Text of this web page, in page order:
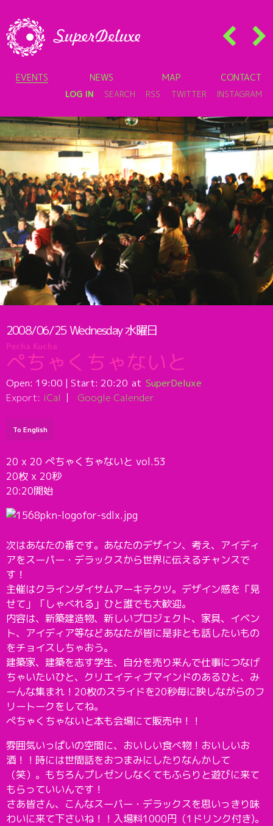
EVENTS NEWS MAP CONTACT
LOG IN SEARCH RSS TWITTER INSTAGRAM
2008/06/25 Wednesday水曜日
Pecha Kucha
ぺちゃくちゃないと
Open: 19:00 | Start: 20:20
SuperDeluxe
Export: iCal Google Calender
To English
20 x 20 ぺちゃくちゃないと vol.53
20枚 x 20秒
20:20開始
次はあなたの番です。あなたのデザイン、考え、アイディ
アをスーパー・デラックスから世界に伝えるチャンスで
す！
主催はクラインダイサムアーキテクツ。デザイン感を「見
せて」「しゃべれる」ひと誰でも大歓迎。
内容は、新築建造物、新しいプロジェクト、家具、イベン
ト、アイディア等などあなたが皆に是非とも話したいもの
をチョイスしちゃおう。
建築家、建築を志す学生、自分を売り来んで仕事につなげ
ちゃいたいひと、クリエイティブマインドのあるひと、み
ーんな集まれ！20枚のスライドを20秒毎に映しながらのフ
リートークをしてね。
ぺちゃくちゃないと本も会場にて販売中！！
雰囲気いっぱいの空間に、おいしい食べ物！おいしいお
酒！！時には世間話をおつまみにしたりなんかして
（笑）。もちろんプレゼンしなくてもふらりと遊びに来て
もらっていいんです！
さあ皆さん、こんなスーパー・デラックスを思いっきり味
わいに来て下さいね！！入場料1000円（1ドリンク付き)。